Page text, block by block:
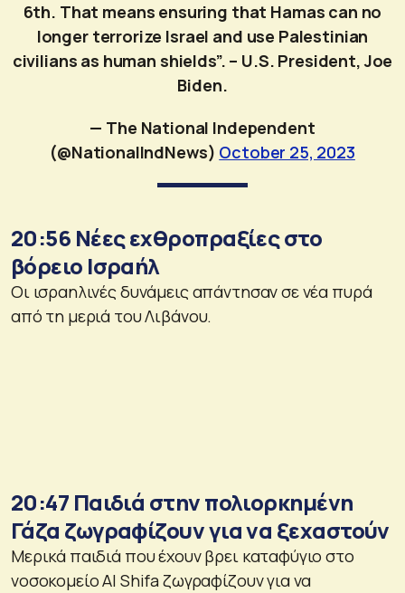
6th. That means ensuring that Hamas can no
longer terrorize Israel and use Palestinian
civilians as human shields”. – U.S. President, Joe
Biden.
— The National Independent
(@NationalIndNews) October 25, 2023
20:56 Νέες εχθροπραξίες στο
βόρειο Ισραήλ
Οι ισραηλινές δυνάμεις απάντησαν σε νέα πυρά
από τη μεριά του Λιβάνου.
20:47 Παιδιά στην πολιορκημένη
Γάζα ζωγραφίζουν για να ξεχαστούν
Μερικά παιδιά που έχουν βρει καταφύγιο στο
νοσοκομείο Al Shifa ζωγραφίζουν για να